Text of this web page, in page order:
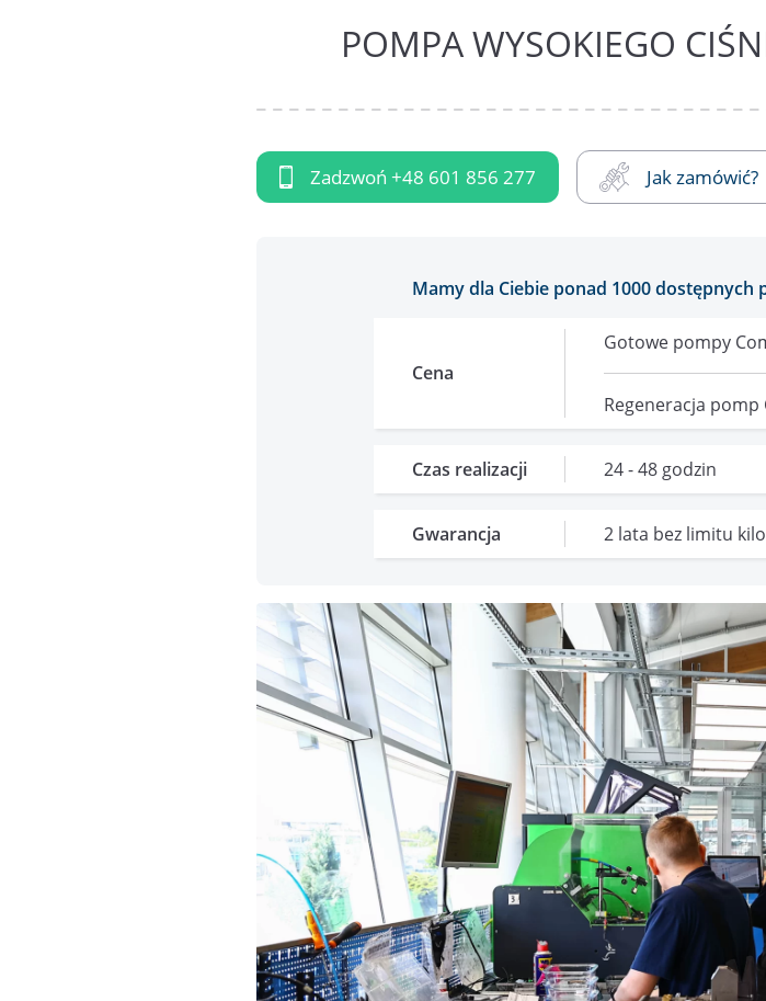
POMPA WYSOKIEGO
Zadzwoń +48 601 856 277 Jak zamówić?
Mamy dla Ciebie ponad 1000 dostępnych
Cena
Gotowe pompy
Regeneracja pomp
Czas realizacji 24 - 48 godzin
Gwarancja 2 lata bez limitu